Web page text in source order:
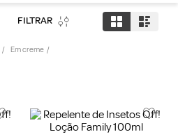
FILTRAR
Em creme